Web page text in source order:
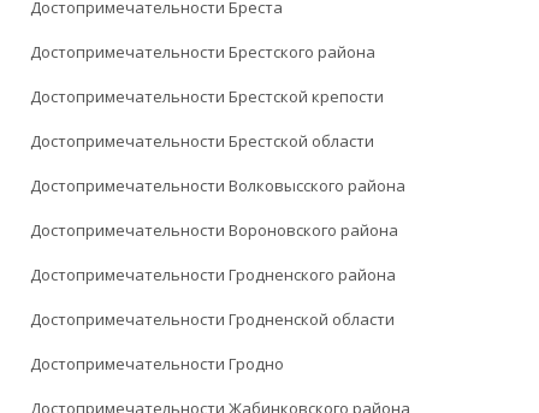
Достопримечательности Бреста
Достопримечательности Брестского района
Достопримечательности Брестской крепости
Достопримечательности Брестской области
Достопримечательности Волковысского района
Достопримечательности Вороновского района
Достопримечательности Гродненского района
Достопримечательности Гродненской области
Достопримечательности Гродно
Достопримечательности Жабинковского района